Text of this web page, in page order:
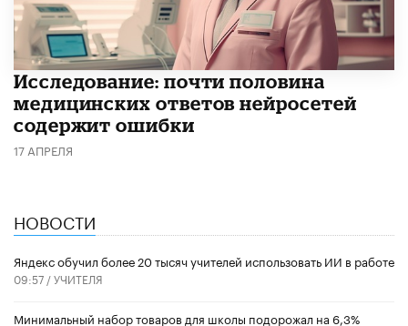
Исследование: почти половина
медицинских ответов нейросетей
содержит ошибки
17 АПРЕЛЯ
НОВОСТИ
​Яндекс обучил более 20 тысяч учителей использовать ИИ в работе
09:57 /УЧИТЕЛЯ
Минимальный набор товаров для школы подорожал на 6,3%